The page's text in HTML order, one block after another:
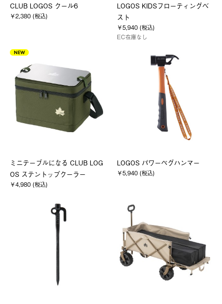
CLUB LOGOS クール6
￥2,380 (税込)
LOGOS KIDSフローティングベ
スト
￥5,940 (税込)
EC在庫なし
NEW
ミニテーブルになる CLUB LOG
OS ステントップクーラー
￥4,980 (税込)
LOGOS パワーペグハンマー
￥5,940 (税込)